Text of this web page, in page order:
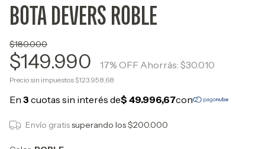
BOTA DEVERS ROBLE
$180.000
$149.990 17% OFF Ahorrás: $30.010
Precio sin impuestos $123.958,68
Envío gratissuperando los$200.000